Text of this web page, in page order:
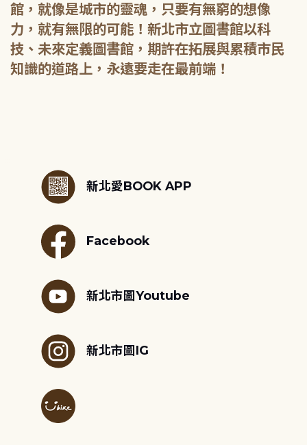
館，就像是城市的靈魂，只要有無窮的想像
力，就有無限的可能！新北市立圖書館以科
技、未來定義圖書館，期許在拓展與累積市民
知識的道路上，永遠要走在最前端！
新北愛BOOK APP
Facebook
新北市圖Youtube
新北市圖IG